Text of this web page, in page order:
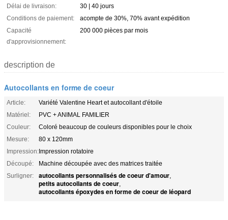
Délai de livraison:
30 | 40 jours
Conditions de paiement:
acompte de 30%, 70% avant expédition
Capacité
d'approvisionnement:
200 000 pièces par mois
description de
Autocollants en forme de coeur
Article:
Variété Valentine Heart et autocollant d'étoile
Matériel:
PVC + ANIMAL FAMILIER
Couleur:
Coloré beaucoup de couleurs disponibles pour le choix
Mesure:
80 x 120mm
Impression:Impression rotatoire
Découpé:
Machine découpée avec des matrices traitée
Surligner:
autocollants personnalisés de coeur d'amour,
petits autocollants de coeur,
autocollants époxydes en forme de coeur de léopard